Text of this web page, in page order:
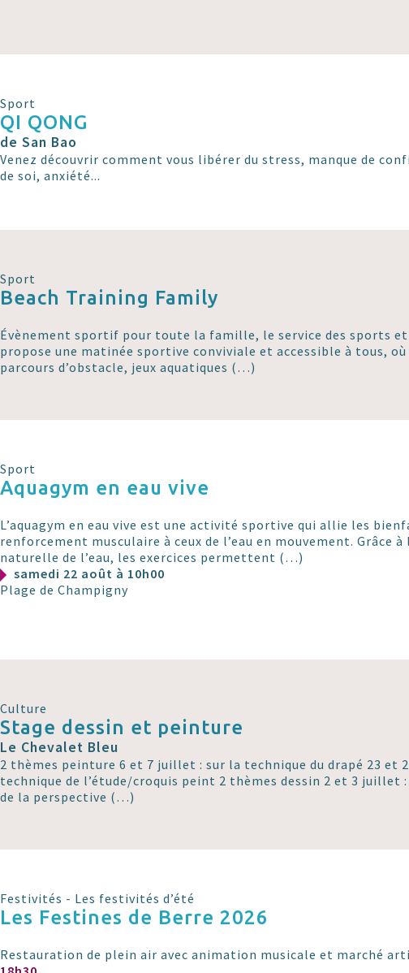
Sport
QI QONG
de San Bao
Venez découvrir comment vous libérer du stress, manque de
de soi, anxiété...
Sport
Beach Training Family
Évènement sportif pour toute la famille, le service des sports et
propose une matinée sportive conviviale et accessible à tous,
parcours d’obstacle, jeux aquatiques (…)
Sport
Aquagym en eau vive
L’aquagym en eau vive est une activité sportive qui allie les
renforcement musculaire à ceux de l’eau en mouvement. Grâce
naturelle de l’eau, les exercices permettent (…)
samedi 22 août à 10h00
Plage de Champigny
Culture
Stage dessin et peinture
Le Chevalet Bleu
2 thèmes peinture 6 et 7 juillet : sur la technique du drapé 23 et
technique de l’étude/croquis peint 2 thèmes dessin 2 et 3 juillet
de la perspective (…)
Festivités - Les festivités d’été
Les Festines de Berre 2026
Restauration de plein air avec animation musicale et marché